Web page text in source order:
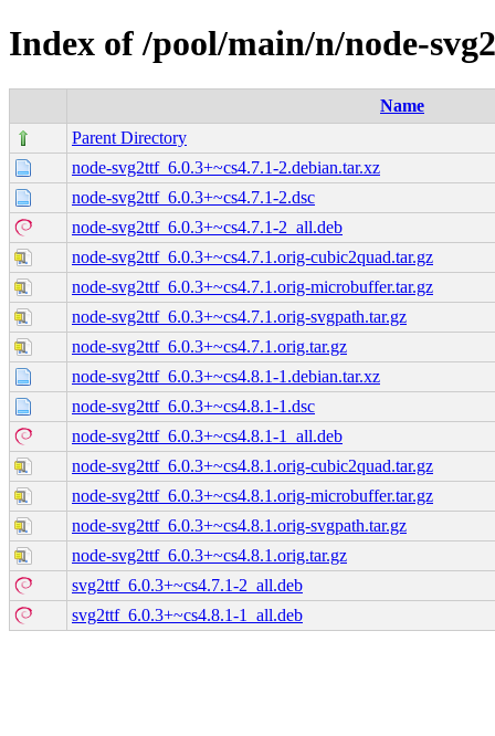
Index of /pool/main/n/node-
Name
Parent Directory
node-svg2ttf_6.0.3+~cs4.7.1-2.debian.tar.xz
node-svg2ttf_6.0.3+~cs4.7.1-2.dsc
node-svg2ttf_6.0.3+~cs4.7.1-2_all.deb
node-svg2ttf_6.0.3+~cs4.7.1.orig-cubic2quad.tar.gz
node-svg2ttf_6.0.3+~cs4.7.1.orig-microbuffer.tar.gz
node-svg2ttf_6.0.3+~cs4.7.1.orig-svgpath.tar.gz
node-svg2ttf_6.0.3+~cs4.7.1.orig.tar.gz
node-svg2ttf_6.0.3+~cs4.8.1-1.debian.tar.xz
node-svg2ttf_6.0.3+~cs4.8.1-1.dsc
node-svg2ttf_6.0.3+~cs4.8.1-1_all.deb
node-svg2ttf_6.0.3+~cs4.8.1.orig-cubic2quad.tar.gz
node-svg2ttf_6.0.3+~cs4.8.1.orig-microbuffer.tar.gz
node-svg2ttf_6.0.3+~cs4.8.1.orig-svgpath.tar.gz
node-svg2ttf_6.0.3+~cs4.8.1.orig.tar.gz
svg2ttf_6.0.3+~cs4.7.1-2_all.deb
svg2ttf_6.0.3+~cs4.8.1-1_all.deb